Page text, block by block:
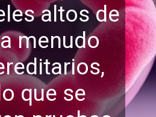
altos de
menudo
que se